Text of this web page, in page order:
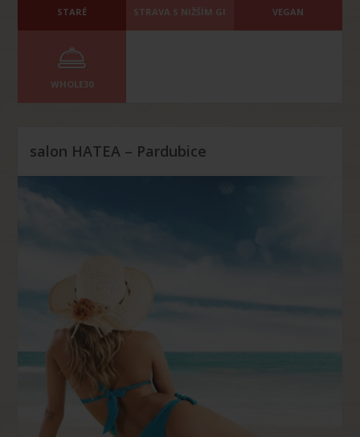
STARÉ STRAVA S NIŽŠÍM GI VEGAN
WHOLE30
salon HATEA – Pardubice